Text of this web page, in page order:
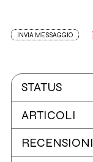
INVIA MESSAGGIO
STATUS
ARTICOLI
RECENSIONI